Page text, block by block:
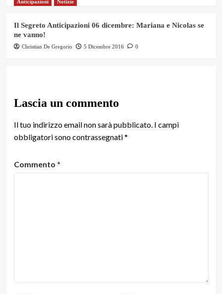
Anticipazioni Notizie
Il Segreto Anticipazioni 06 dicembre: Mariana e Nicolas se
ne vanno!
Christian De Gregorio 5 Dicembre 2016 0
Lascia un commento
Il tuo indirizzo email non sarà pubblicato. I campi
obbligatori sono contrassegnati*
Commento *